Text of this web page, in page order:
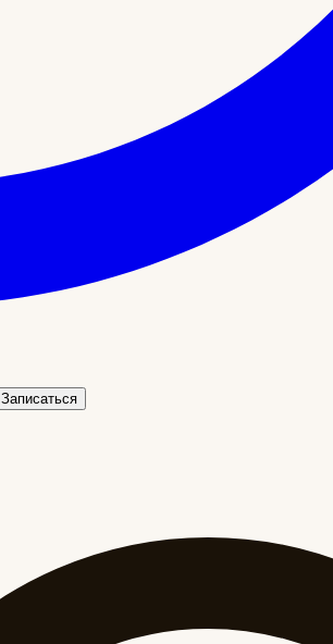
Записаться